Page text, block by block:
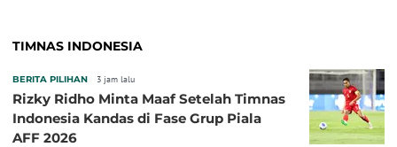
TIMNAS INDONESIA
BERITA PILIHAN 3 jam lalu
Rizky Ridho Minta Maaf Setelah Timnas
Indonesia Kandas di Fase Grup Piala
AFF 2026